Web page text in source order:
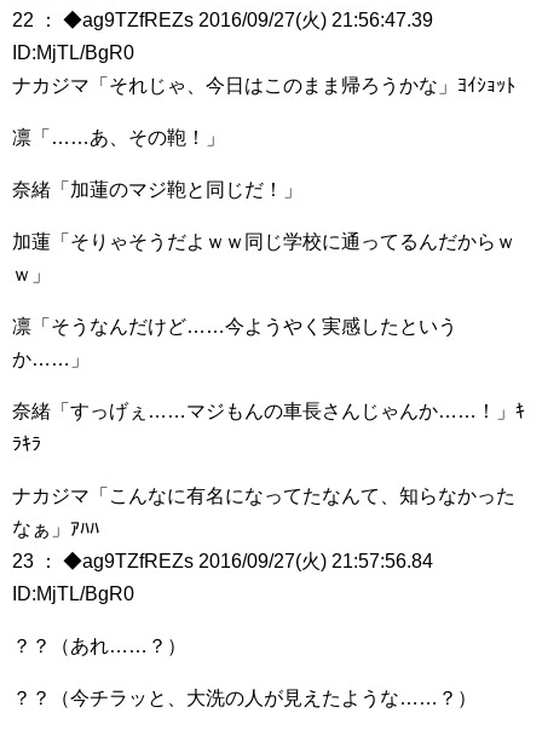
22 ： ◆ag9TZfREZs 2016/09/27(火) 21:56:47.39
ID:MjTL/BgR0
ナカジマ「それじゃ、今日はこのまま帰ろうかな」ﾖｲｼｮｯﾄ
凛「……あ、その鞄！」
奈緒「加蓮のマジ鞄と同じだ！」
加蓮「そりゃそうだよｗｗ同じ学校に通ってるんだからｗ
ｗ」
凛「そうなんだけど……今ようやく実感したという
か……」
奈緒「すっげぇ……マジもんの車長さんじゃんか……！」ｷ
ﾗｷﾗ
ナカジマ「こんなに有名になってたなんて、知らなかった
なぁ」ｱﾊﾊ
23 ： ◆ag9TZfREZs 2016/09/27(火) 21:57:56.84
ID:MjTL/BgR0
？？（あれ……？）
？？（今チラッと、大洗の人が見えたような……？）